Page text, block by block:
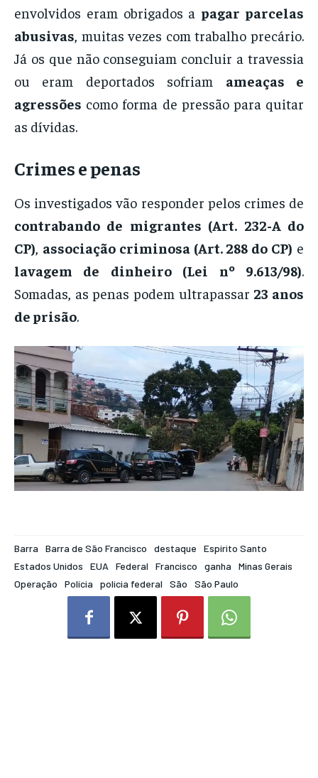
envolvidos eram obrigados a pagar parcelas
abusivas, muitas vezes com trabalho precário.
Já os que não conseguiam concluir a travessia
ou eram deportados sofriam ameaças e
agressões como forma de pressão para quitar
as dívidas.
Crimes e penas
Os investigados vão responder pelos crimes de
contrabando de migrantes (Art. 232-A do
CP), associação criminosa (Art. 288 do CP) e
lavagem de dinheiro (Lei nº 9.613/98).
Somadas, as penas podem ultrapassar 23 anos
de prisão.
Barra Barra de São Francisco destaque
Espírito Santo
Estados Unidos
EUA Federal Francisco ganha
Minas Gerais
Operação
Polícia polícia federal São São Paulo